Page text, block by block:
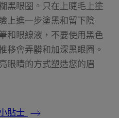
黑眼圈。只在上睫毛上塗
上進一步塗黑和留下陰
和眼線液，不要使用黑色
移會弄髒和加深黑眼圈。
眼睛的方式塑造您的眉
貼士